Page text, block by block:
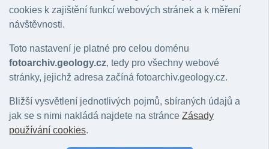
Hlavní motiv: Nerozhoduje|lokalita|geologický jev|hornina|minerál|zkamenělina
Řazení: rok | ID snímku
cookies k zajištění funkcí webových stránek a k měření
návštěvnosti.
Toto nastavení je platné pro celou doménu
fotoarchiv.geology.cz, tedy pro všechny webové
stránky, jejichž adresa začíná fotoarchiv.geology.cz.
Bližší vysvětlení jednotlivých pojmů, sbíraných údajů a
jak se s nimi nakládá najdete na stránce Zásady
používání cookies.